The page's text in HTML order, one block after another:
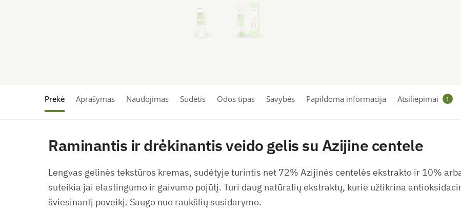
Prekė Aprašymas Naudojimas Sudėtis Odos tipas Savybės Papildoma informacija Atsiliepimai 1
Raminantis ir drėkinantis veido gelis su Azijine centele
Lengvas gelinės tekstūros kremas, sudėtyje turintis net 72% Azijinės centelės ekstrakto ir 10%
suteikia jai elastingumo ir gaivumo pojūtį. Turi daug natūralių ekstraktų, kurie užtikrina
šviesinantį poveikį. Saugo nuo raukšlių susidarymo.